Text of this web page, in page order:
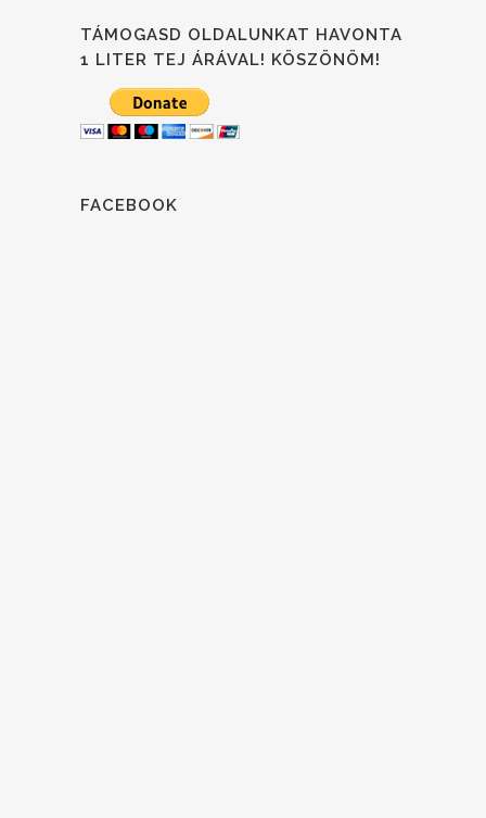
TÁMOGASD OLDALUNKAT HAVONTA
1 LITER TEJ ÁRÁVAL! KÖSZÖNÖM!
FACEBOOK